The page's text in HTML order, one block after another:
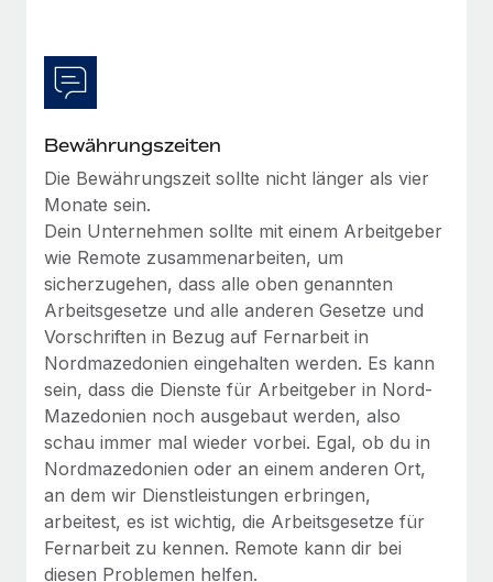
Bewährungszeiten
Die Bewährungszeit sollte nicht länger als vier
Monate sein.
Dein Unternehmen sollte mit einem Arbeitgeber
wie Remote zusammenarbeiten, um
sicherzugehen, dass alle oben genannten
Arbeitsgesetze und alle anderen Gesetze und
Vorschriften in Bezug auf Fernarbeit in
Nordmazedonien eingehalten werden. Es kann
sein, dass die Dienste für Arbeitgeber in Nord-
Mazedonien noch ausgebaut werden, also
schau immer mal wieder vorbei. Egal, ob du in
Nordmazedonien oder an einem anderen Ort,
an dem wir Dienstleistungen erbringen,
arbeitest, es ist wichtig, die Arbeitsgesetze für
Fernarbeit zu kennen. Remote kann dir bei
diesen Problemen helfen.